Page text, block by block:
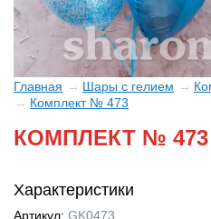
Главная Шары с гелием
Комплект № 473
КОМПЛЕКТ № 473
Характеристики
Артикул: GK0473